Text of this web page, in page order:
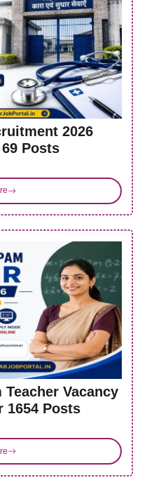
2026
Posts
Vacancy
1654 Posts